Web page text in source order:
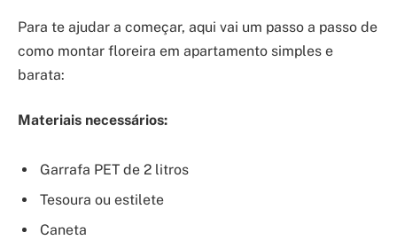
Para te ajudar a começar, aqui vai um passo a passo de
como montar floreira em apartamento simples e
barata:
Materiais necessários:
Garrafa PET de 2 litros
Tesoura ou estilete
Caneta